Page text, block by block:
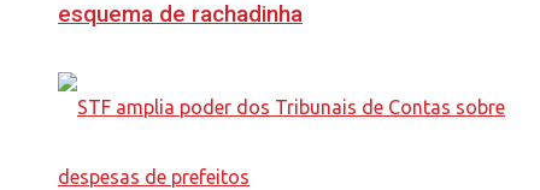
esquema de rachadinha